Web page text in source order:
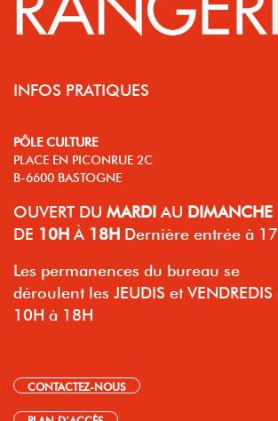
INFOS PRATIQUES
PÔLE CULTURE
PLACE EN PICONRUE 2C
B-6600 BASTOGNE
OUVERT DU MARDI AU DIMANCHE
DE 10H À 18H Dernière entrée à
Les permanences du bureau se
déroulent les JEUDIS et VENDREDIS
10H à 18H
CONTACTEZ-NOUS
PLAN D’ACCÈS